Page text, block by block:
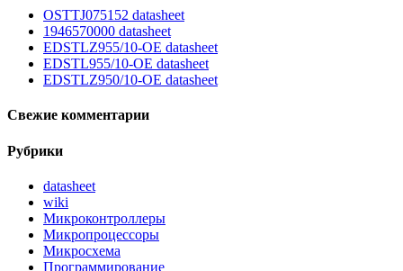
OSTTJ075152 datasheet
1946570000 datasheet
EDSTLZ955/10-OE datasheet
EDSTL955/10-OE datasheet
EDSTLZ950/10-OE datasheet
Свежие комментарии
Рубрики
datasheet
wiki
Микроконтроллеры
Микропроцессоры
Микросхема
Программирование